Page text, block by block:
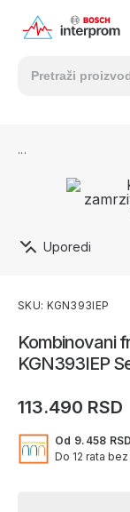
Uporedi
Kombinovani
KGN393IEP
113.490 RSD
Od 9.458
Do 12 rata
SKU: KGN393IEP